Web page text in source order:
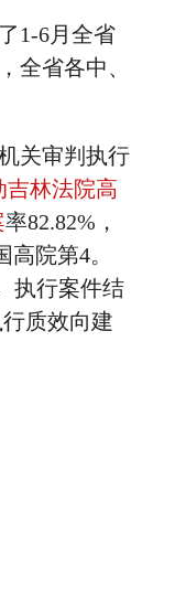
1-6月全省
全省各中、
关审判执行
吉林法院高
率82.82%，
院第4。
执行案件结
质效向建